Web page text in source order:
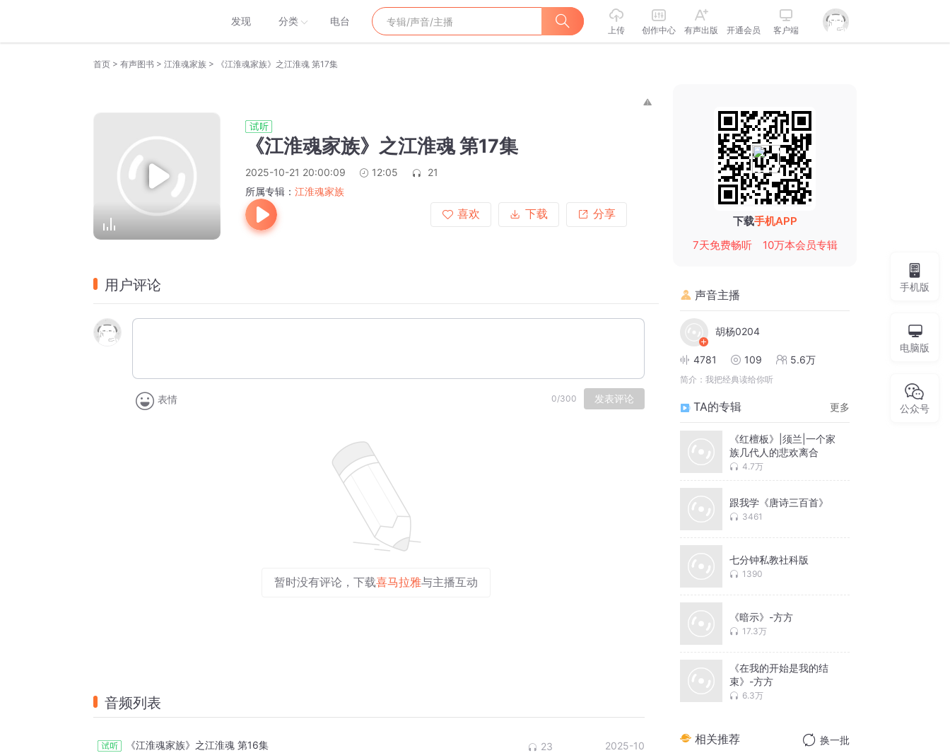
发现 分类 电台
上传 创作中心 有声出版 开通会员 客户端
首页 > 有声图书 > 江淮魂家族 > 《江淮魂家族》之江淮魂 第17集
《江淮魂家族》之江淮魂 第17集
2025-10-21 20:00:09 12:05
21
所属专辑： 江淮魂家族
喜欢
下载 分享
用户评论
表情 0/300 发表评论
暂时没有评论，下载喜马拉雅与主播互动
音频列表
《江淮魂家族》之江淮魂 第16集 23 2025-10
下载手机APP
7天免费畅听
10万本会员专辑
声音主播
胡杨0204
4781 109 5.6万
简介： 我把经典读给你听
TA的专辑 更多
《红檀板》|须兰|一个家
族几代人的悲欢离合
4.7万
跟我学《唐诗三百首》
3461
七分钟私教社科版
1390
《暗示》-方方
17.3万
《在我的开始是我的结
束》-方方
6.3万
相关推荐 换一批
手机版
电脑版
公众号